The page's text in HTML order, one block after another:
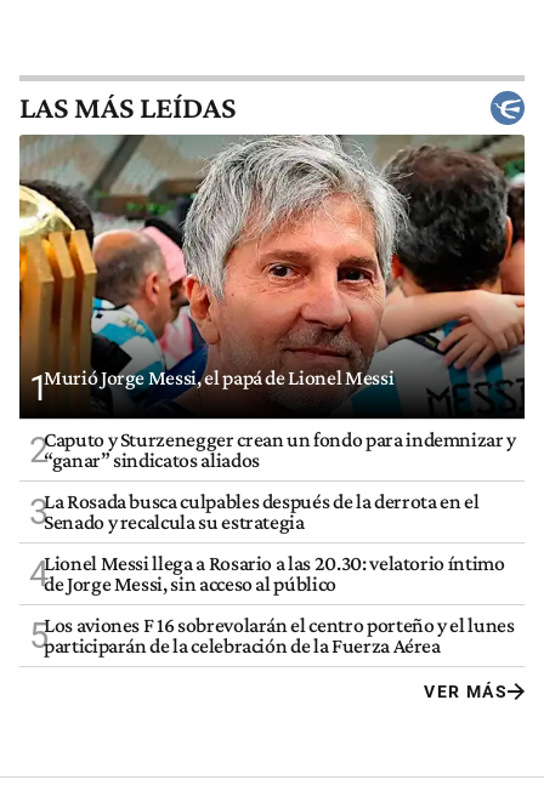
LAS MÁS LEÍDAS
1Murió Jorge Messi, el papá de Lionel Messi
2Caputo y Sturzenegger crean un fondo para indemnizar y
“ganar” sindicatos aliados
3La Rosada busca culpables después de la derrota en el
Senado y recalcula su estrategia
4Lionel Messi llega a Rosario a las 20.30: velatorio íntimo
de Jorge Messi, sin acceso al público
5Los aviones F 16 sobrevolarán el centro porteño y el lunes
participarán de la celebración de la Fuerza Aérea
VER MÁS